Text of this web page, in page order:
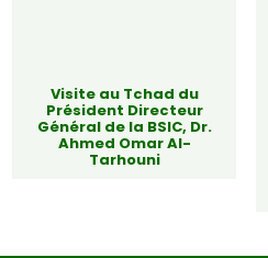
Visite au Tchad du
Président Directeur
Général de la BSIC, Dr.
Ahmed Omar Al-
Tarhouni